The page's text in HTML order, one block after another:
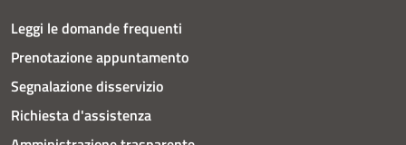
Leggi le domande frequenti
Prenotazione appuntamento
Segnalazione disservizio
Richiesta d'assistenza